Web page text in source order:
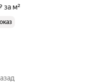
за м²